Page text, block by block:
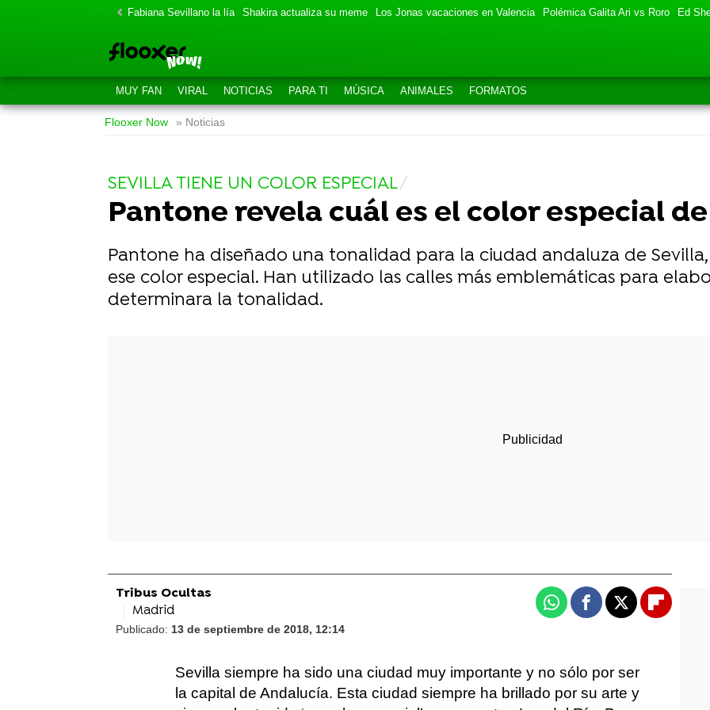
Fabiana Sevillano la lía Shakira actualiza su meme Los Jonas vacaciones en Valencia Polémica Galita Ari vs Roro Ed
MUY FAN VIRAL NOTICIAS PARA TI MÚSICA ANIMALES FORMATOS
Flooxer Now » Noticias
SEVILLA TIENE UN COLOR ESPECIAL
Pantone revela cuál es el color especial
Pantone ha diseñado una tonalidad para la ciudad andaluza de
ese color especial. Han utilizado las calles más emblemáticas para
determinara la tonalidad.
Tribus Ocultas
Madrid
Publicado: 13 de septiembre de 2018, 12:14
WhatsappFacebook
X
Sevilla siempre ha sido una ciudad muy importante y no sólo por ser
la capital de Andalucía. Esta ciudad siempre ha brillado por su arte y